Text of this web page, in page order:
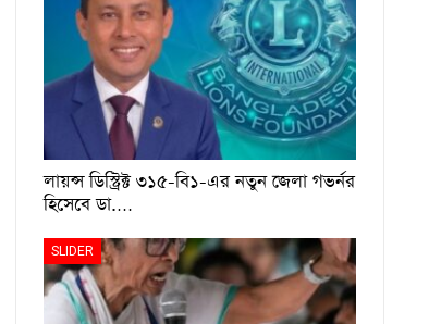
লায়ন্স ডিস্ট্রিক্ট ৩১৫-বি১-এর নতুন জেলা গভর্নর
হিসেবে ডা.…
SLIDER